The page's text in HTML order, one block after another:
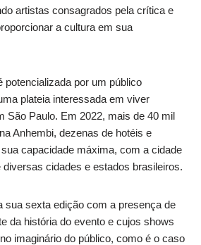
artistas consagrados pela crítica e
a cultura em sua
potencializada por um público
plateia interessada em viver
São Paulo. Em 2022, mais de 40 mil
Anhembi, dezenas de hotéis e
capacidade máxima, com a cidade
cidades e estados brasileiros.
sua sexta edição com a presença de
da história do evento e cujos shows
imaginário do público, como é o caso